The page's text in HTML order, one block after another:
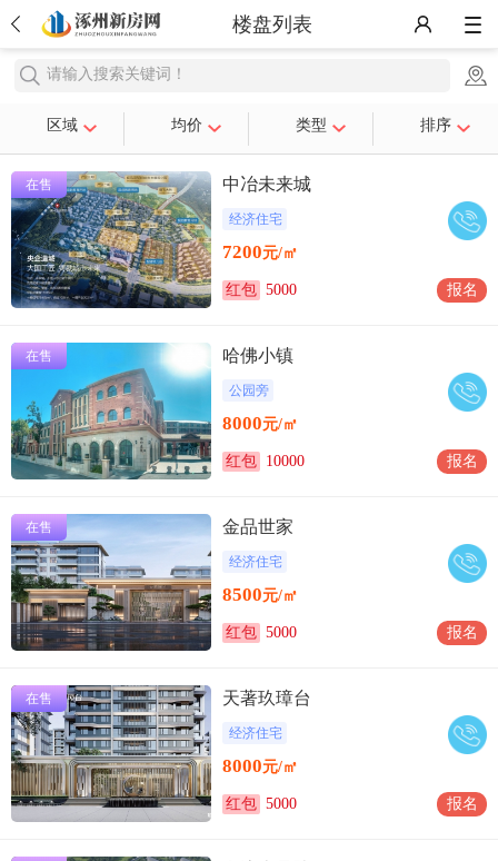
楼盘列表
请输入搜索关键词！
区域 均价 类型 排序
在售 中冶未来城
经济住宅
7200元/㎡
红包 5000 报名
在售 哈佛小镇
公园旁
8000元/㎡
红包 10000 报名
在售 金品世家
经济住宅
8500元/㎡
红包 5000 报名
在售 天著玖璋台
经济住宅
8000元/㎡
红包 5000 报名